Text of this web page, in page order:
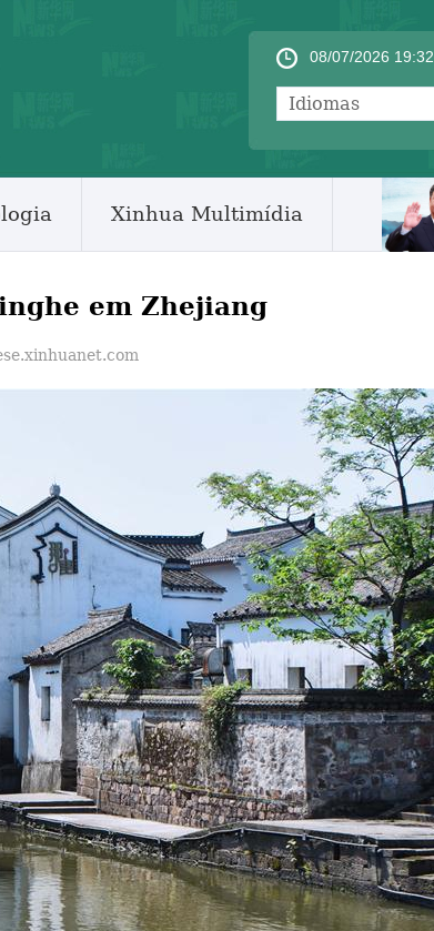
08/07/2026 19:32
Idiomas
Xinhua Multimídia
em Zhejiang